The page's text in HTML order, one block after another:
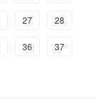
27 28
36 37